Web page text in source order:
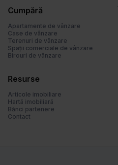
Cumpără
Apartamente de vânzare
Case de vânzare
Terenuri de vânzare
Spații comerciale de vânzare
Birouri de vânzare
Resurse
Articole imobiliare
Hartă imobiliară
Bănci partenere
Contact